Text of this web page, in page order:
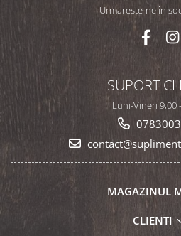
Urmareste-ne in
SUPORT
Luni-Vineri 9,00
MAGAZINUL
CLIENTI